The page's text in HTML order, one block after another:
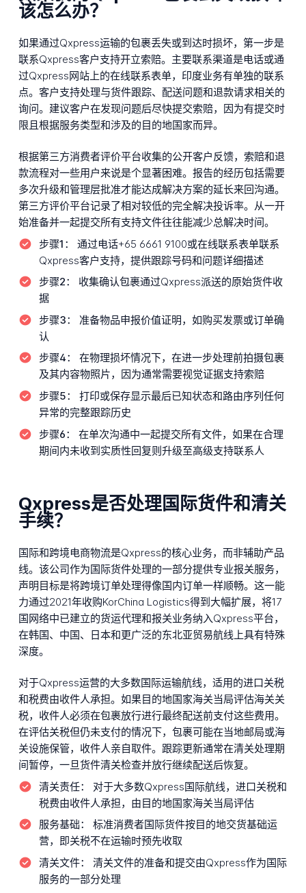
该怎么办？
如果通过Qxpress运输的包裹丢失或到达时损坏，第一步是
联系Qxpress客户支持开立索赔。主要联系渠道是电话或通
过Qxpress网站上的在线联系表单，印度业务有单独的联系
点。客户支持处理与货件跟踪、配送问题和退款请求相关的
询问。建议客户在发现问题后尽快提交索赔，因为有提交时
限且根据服务类型和涉及的目的地国家而异。
根据第三方消费者评价平台收集的公开客户反馈，索赔和退
款流程对一些用户来说是个显著困难。报告的经历包括需要
多次升级和管理层批准才能达成解决方案的延长来回沟通。
第三方评价平台记录了相对较低的完全解决投诉率。从一开
始准备并一起提交所有支持文件往往能减少总解决时间。
步骤1：
通过电话+65 6661 9100或在线联系表单联系
Qxpress客户支持，提供跟踪号码和问题详细描述
步骤2：
收集确认包裹通过Qxpress派送的原始货件收
据
步骤3：
准备物品申报价值证明，如购买发票或订单确
认
步骤4：
在物理损坏情况下，在进一步处理前拍摄包裹
及其内容物照片，因为通常需要视觉证据支持索赔
步骤5：
打印或保存显示最后已知状态和路由序列任何
异常的完整跟踪历史
步骤6：
在单次沟通中一起提交所有文件，如果在合理
期间内未收到实质性回复则升级至高级支持联系人
Qxpress是否处理国际货件和清关
手续？
国际和跨境电商物流是Qxpress的核心业务，而非辅助产品
线。该公司作为国际货件处理的一部分提供专业报关服务，
声明目标是将跨境订单处理得像国内订单一样顺畅。这一能
力通过2021年收购KorChina Logistics得到大幅扩展，将17
国网络中已建立的货运代理和报关业务纳入Qxpress平台，
在韩国、中国、日本和更广泛的东北亚贸易航线上具有特殊
深度。
对于Qxpress运营的大多数国际运输航线，适用的进口关税
和税费由收件人承担。如果目的地国家海关当局评估海关关
税，收件人必须在包裹放行进行最终配送前支付这些费用。
在评估关税但仍未支付的情况下，包裹可能在当地邮局或海
关设施保管，收件人亲自取件。跟踪更新通常在清关处理期
间暂停，一旦货件清关检查并放行继续配送后恢复。
清关责任：
对于大多数Qxpress国际航线，进口关税和
税费由收件人承担，由目的地国家海关当局评估
服务基础：
标准消费者国际货件按目的地交货基础运
营，即关税不在运输时预先收取
清关文件：
清关文件的准备和提交由Qxpress作为国际
服务的一部分处理